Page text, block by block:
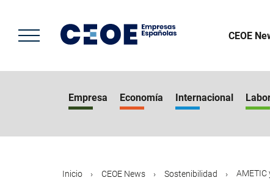
contenido
principal
CEOE
Empresa Economía Internacional
Inicio CEOE News Sostenibilidad AMETIC